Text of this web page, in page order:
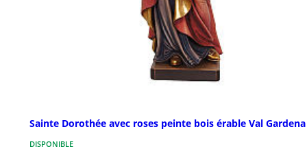
Sainte Dorothée avec roses peinte bois érable Val Gardena
DISPONIBLE